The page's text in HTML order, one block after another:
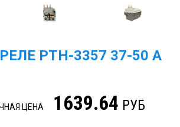
РТН-3357 37-50 А
ЦЕНА 1639.64 РУБ